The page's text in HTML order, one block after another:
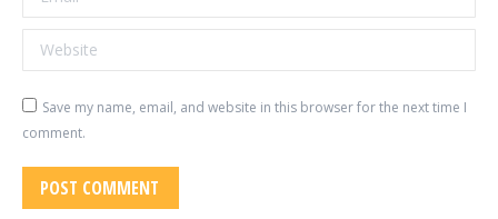
Website
Save my name, email, and website in this browser for the next time I
comment.
POST COMMENT